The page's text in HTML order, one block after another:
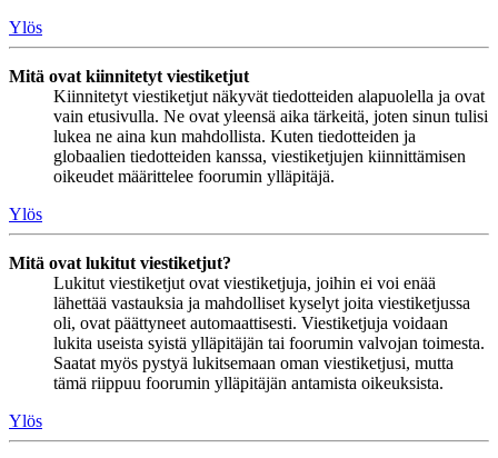
Ylös
Mitä ovat kiinnitetyt viestiketjut
Kiinnitetyt viestiketjut näkyvät tiedotteiden alapuolella ja ovat
vain etusivulla. Ne ovat yleensä aika tärkeitä, joten sinun tulisi
lukea ne aina kun mahdollista. Kuten tiedotteiden ja
globaalien tiedotteiden kanssa, viestiketjujen kiinnittämisen
oikeudet määrittelee foorumin ylläpitäjä.
Ylös
Mitä ovat lukitut viestiketjut?
Lukitut viestiketjut ovat viestiketjuja, joihin ei voi enää
lähettää vastauksia ja mahdolliset kyselyt joita viestiketjussa
oli, ovat päättyneet automaattisesti. Viestiketjuja voidaan
lukita useista syistä ylläpitäjän tai foorumin valvojan toimesta.
Saatat myös pystyä lukitsemaan oman viestiketjusi, mutta
tämä riippuu foorumin ylläpitäjän antamista oikeuksista.
Ylös